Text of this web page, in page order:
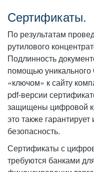
Сертификаты.
По результатам
рутилового
Подлинность
помощью уникального
«ключом» к сайту
pdf-версии
защищены цифровой
это также
безопасность.
Сертификаты с
требуются банками